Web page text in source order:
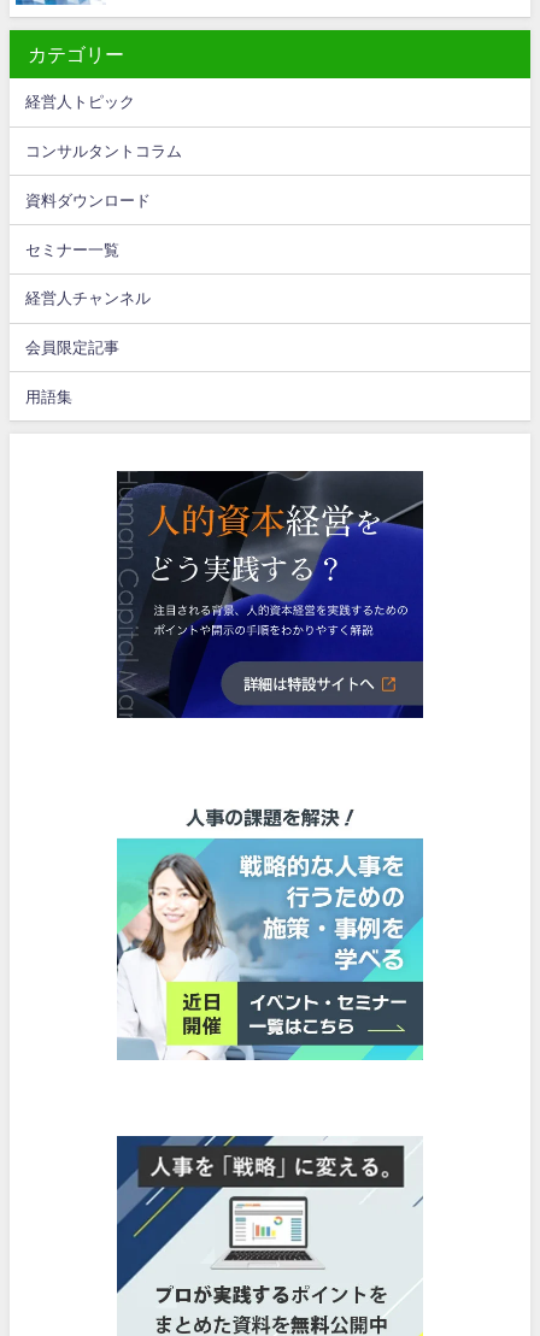
カテゴリー
経営人トピック
コンサルタントコラム
資料ダウンロード
セミナー一覧
経営人チャンネル
会員限定記事
用語集